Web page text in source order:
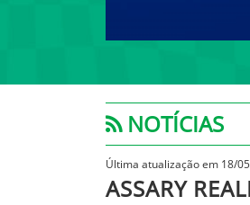
NOTÍCIAS
Última atualização em 18/
ASSARY